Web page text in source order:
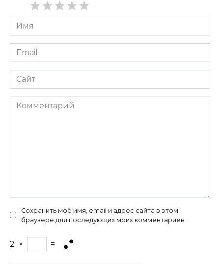
Имя
*
Email
*
Сайт
Комментарий
Сохранить моё имя, email и адрес сайта в этом
браузере для последующих моих комментариев.
2 × =